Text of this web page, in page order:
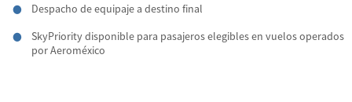
Despacho de equipaje a destino final
SkyPriority disponible para pasajeros elegibles en vuelos operados
por Aeroméxico